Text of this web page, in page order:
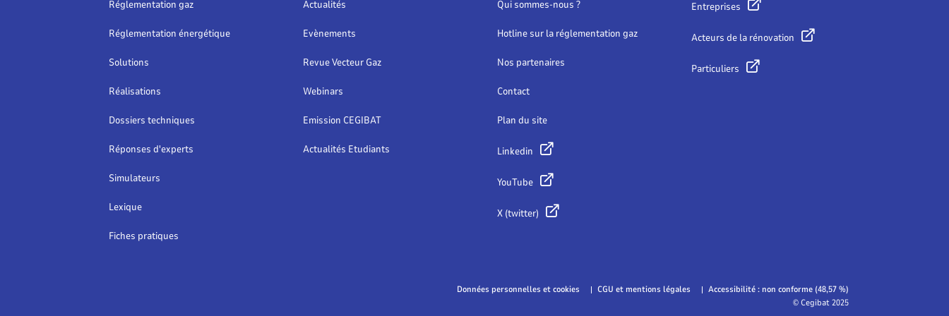
vous proposera un exemple
votre configuration de
commentaires associés.
du bâtiment, ce dossier
vérifier les documents à
Réglementation gaz
Réglementation énergétique
Solutions
Réalisations
Dossiers techniques
Réponses d'experts
Simulateurs
Lexique
Fiches pratiques
Actualités
Evènements
Revue Vecteur Gaz
Webinars
Emission CEGIBAT
Actualités Etudiants
Qui sommes-nous ?
Hotline sur la réglementation gaz
Nos partenaires
Contact
Plan du site
Linkedin
YouTube
X (twitter)
Entreprises
Acteurs de la rénovation
Particuliers
Données personnelles et cookies CGU et mentions légales
Accessibilité : non conforme (48,57 %)
© Cegibat 2025